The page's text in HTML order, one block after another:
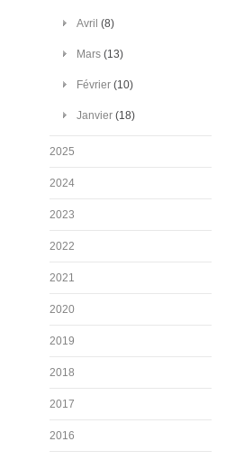
Avril (8)
Mars (13)
Février (10)
Janvier (18)
2025
2024
2023
2022
2021
2020
2019
2018
2017
2016